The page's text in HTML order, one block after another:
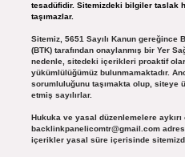
tesadüfidir. Sitemizdeki bilgiler taslak
taşımazlar.
Sitemiz, 5651 Sayılı Kanun
(BTK) tarafından onaylanmış bir Yer
nedenle, sitedeki içerikleri proaktif
yükümlülüğümüz bulunmamaktadır.
sorumluluğunu taşımakta olup, siteye
etmiş sayılırlar.
Hukuka ve yasal düzenlemelere
backlinkpanelicomtr@gmail.com
içerikler yasal süre içerisinde